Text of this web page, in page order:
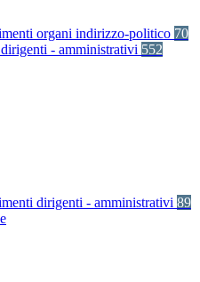
organi indirizzo-politico 70
- amministrativi 552
dirigenti - amministrativi 89